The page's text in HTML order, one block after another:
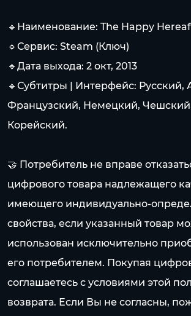
🔹Наименование: The Happy
🔹Сервис: Steam (Ключ)
🔹Дата выхода: 2 окт, 2013
🔹Субтитры | Интерфейс: Русский,
Французский, Немецкий,
Корейский.
🤝 Потребитель не вправе
цифрового товара надлежащего
имеющего индивидуально-
свойства, если указанный товар
использован исключительно
его потребителем. Покупая
соглашаетесь с условиями этой
возврата. Если Вы не согласны,